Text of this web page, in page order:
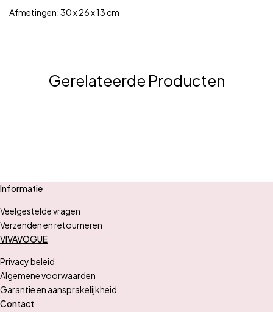
Afmetingen: 30 x 26 x 13 cm
Gerelateerde Producten
Informatie
Veelgestelde vragen
Verzenden en retourneren
VIVAVOGUE
Privacy beleid
Algemene voorwaarden
Garantie en aansprakelijkheid
Contact